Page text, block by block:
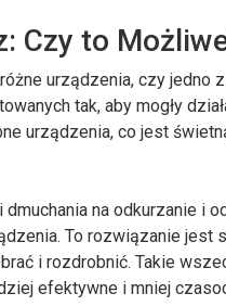
Czy to
urządzenia, czy jedno
tak, aby mogły
urządzenia, co jest
na odkurzanie i
To rozwiązanie jest
i rozdrobnić. Takie
efektywne i mniej